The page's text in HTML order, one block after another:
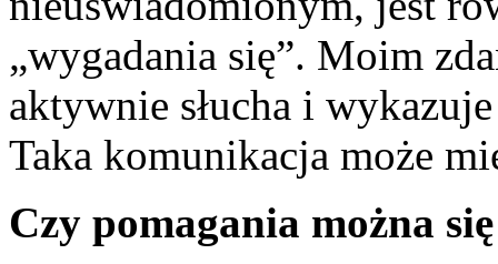
„wygadania się”. Moim
aktywnie słucha i
Taka komunikacja może
Czy pomagania można